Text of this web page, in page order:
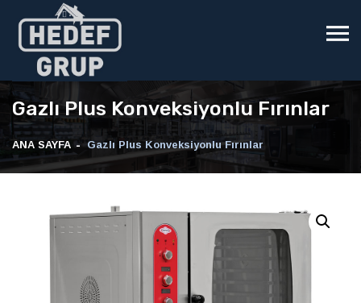
Gazlı Plus Konveksiyonlu Fırınlar
ANA SAYFA Gazlı Plus Konveksiyonlu Fırınlar